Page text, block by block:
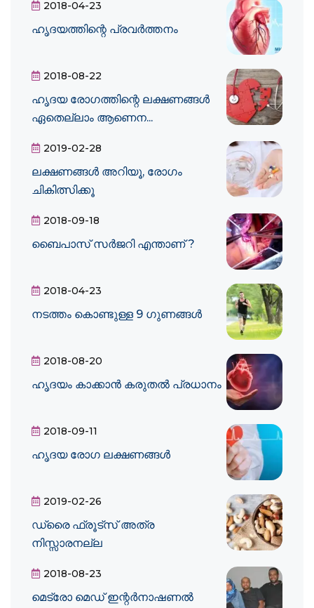
2018-04-23
ഹൃദയത്തിന്റെ പ്രവർത്തനം
2018-08-22
ഹൃദയ രോഗത്തിന്റെ ലക്ഷണങ്ങൾ
ഏതെല്ലാം ആണെന...
2019-02-28
ലക്ഷണങ്ങള്‍ അറിയൂ, രോഗം
ചികിത്സിക്കൂ
2018-09-18
ബൈപാസ് സര്‍ജറി എന്താണ് ?
2018-04-23
നടത്തം കൊണ്ടുള്ള 9 ഗുണങ്ങൾ
2018-08-20
ഹൃദയം കാക്കാന്‍ കരുതല്‍ പ്രധാനം
2018-09-11
ഹൃദയ രോഗ ലക്ഷണങ്ങള്‍
2019-02-26
ഡ്രൈ ഫ്രൂട്‌സ് അത്ര
നിസ്സാരനല്ല
2018-08-23
മെട്രോ മെഡ് ഇന്റർനാഷണൽ